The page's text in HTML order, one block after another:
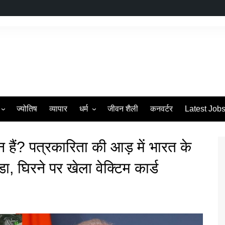
ज्योतिष व्यापार धर्म जीवन शैली कनवर्टर Latest Jobs
हैं? पत्रकारिता की आड़ में भारत के
घिरने पर खेला वेक्टिम कार्ड